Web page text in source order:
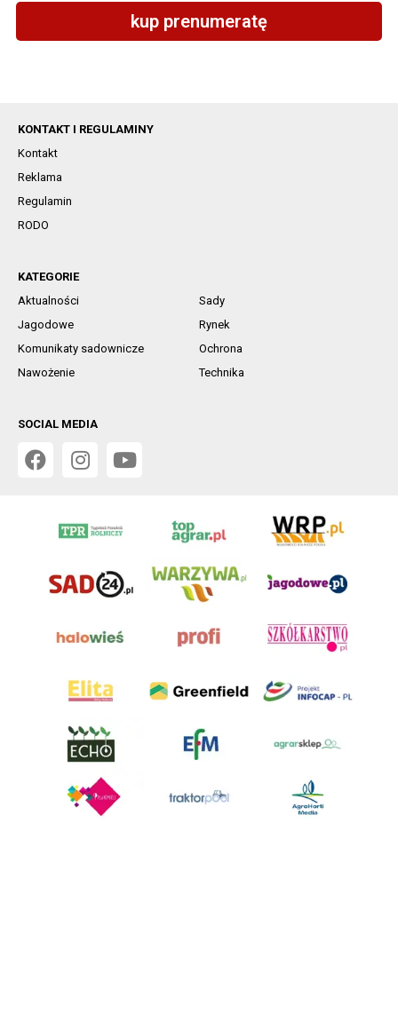
kup prenumeratę
KONTAKT I REGULAMINY
Kontakt
Reklama
Regulamin
RODO
KATEGORIE
Aktualności
Sady
Jagodowe
Rynek
Komunikaty sadownicze
Ochrona
Nawożenie
Technika
SOCIAL MEDIA